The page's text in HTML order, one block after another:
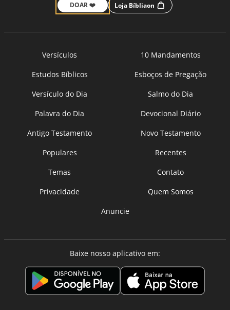
DOAR ❤️ Loja Bíbliaon
Versículos
10 Mandamentos
Estudos Bíblicos
Esboços de Pregação
Versículo do Dia
Salmo do Dia
Palavra do Dia
Devocional Diário
Antigo Testamento
Novo Testamento
Populares
Recentes
Temas
Contato
Privacidade
Quem Somos
Anuncie
Baixe nosso aplicativo em: